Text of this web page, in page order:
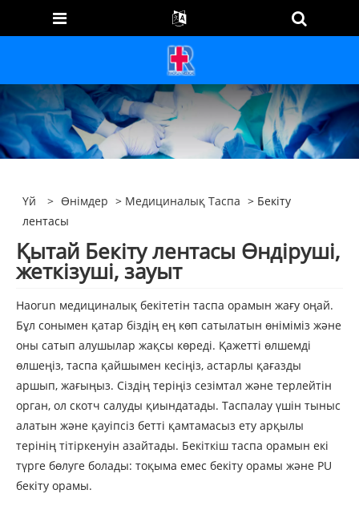
Үй > Өнімдер > Медициналық Таспа > Бекіту
лентасы
Қытай Бекіту лентасы Өндіруші,
жеткізуші, зауыт
Haorun медициналық бекітетін таспа орамын жағу оңай.
Бұл сонымен қатар біздің ең көп сатылатын өніміміз және
оны сатып алушылар жақсы көреді. Қажетті өлшемді
өлшеңіз, таспа қайшымен кесіңіз, астарлы қағазды
аршып, жағыңыз. Сіздің теріңіз сезімтал және терлейтін
орган, ол скотч салуды қиындатады. Таспалау үшін тыныс
алатын және қауіпсіз бетті қамтамасыз ету арқылы
терінің тітіркенуін азайтады. Бекіткіш таспа орамын екі
түрге бөлуге болады: тоқыма емес бекіту орамы және PU
бекіту орамы.